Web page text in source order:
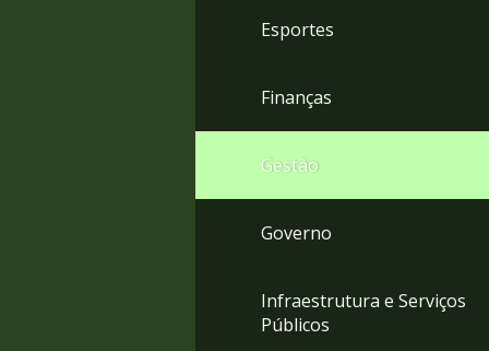
Esportes
Finanças
Gestão
Governo
Infraestrutura e Serviços
Públicos